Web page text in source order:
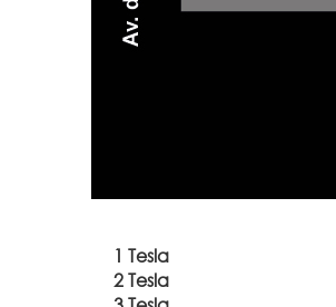
1 Tesla
2 Tesla